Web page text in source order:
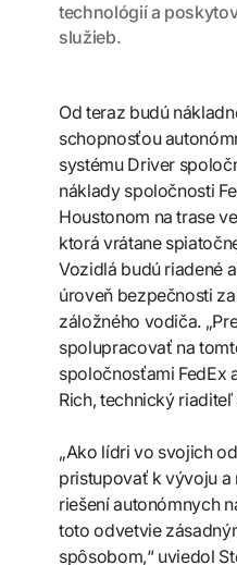
technológií a
služieb.
Od teraz budú
schopnosťou
systému Driver
náklady spoločnosti
Houstonom na trase
ktorá vrátane
Vozidlá budú riadené
úroveň bezpečnosti
záložného vodiča.
spolupracovať na
spoločnosťami FedEx
Rich, technický
„Ako lídri vo svojich
pristupovať k vývoju a
riešení autonómnych
toto odvetvie
spôsobom,“ uviedol